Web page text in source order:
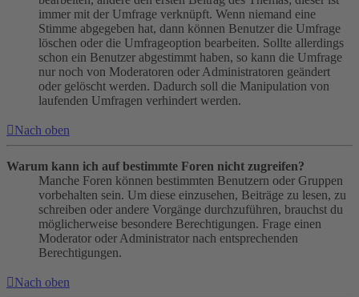
immer mit der Umfrage verknüpft. Wenn niemand eine
Stimme abgegeben hat, dann können Benutzer die Umfrage
löschen oder die Umfrageoption bearbeiten. Sollte allerdings
schon ein Benutzer abgestimmt haben, so kann die Umfrage
nur noch von Moderatoren oder Administratoren geändert
oder gelöscht werden. Dadurch soll die Manipulation von
laufenden Umfragen verhindert werden.
Nach oben
Warum kann ich auf bestimmte Foren nicht zugreifen?
Manche Foren können bestimmten Benutzern oder Gruppen
vorbehalten sein. Um diese einzusehen, Beiträge zu lesen, zu
schreiben oder andere Vorgänge durchzuführen, brauchst du
möglicherweise besondere Berechtigungen. Frage einen
Moderator oder Administrator nach entsprechenden
Berechtigungen.
Nach oben